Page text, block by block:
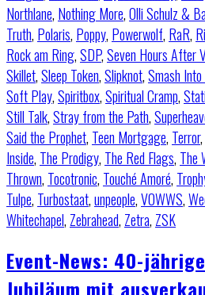
Northlane, Nothing More,Olli Schulz &
Truth, Polaris, Poppy, Powerwolf, RaR,
Rock am Ring,SDP,Seven Hours After
Skillet,Sleep Token,Slipknot,Smash
Soft Play,Spiritbox,Spiritual Cramp,
Still Talk,Stray from the Path,
Said the Prophet, Teen Mortgage, Terror,
Inside, The Prodigy, The Red Flags, The
Thrown, Tocotronic, Touché Amoré,
Tulpe, Turbostaat,unpeople,VOWWS,
Whitechapel, Zebrahead, Zetra, ZSK
Event-News: 40-
Jubiläum mit